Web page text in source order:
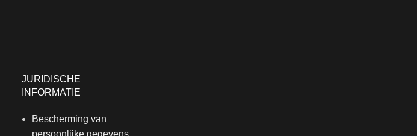
JURIDISCHE
INFORMATIE
Bescherming van